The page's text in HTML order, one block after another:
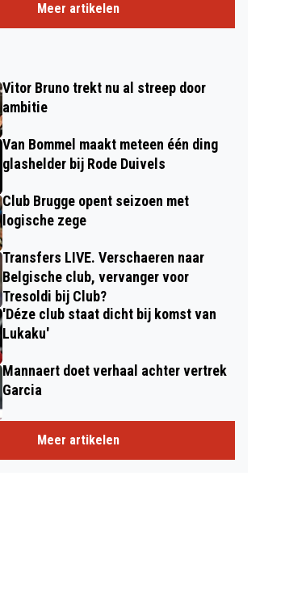
Meer artikelen
Vitor Bruno trekt nu al streep door
ambitie
Van Bommel maakt meteen één ding
glashelder bij Rode Duivels
Club Brugge opent seizoen met
logische zege
Transfers LIVE. Verschaeren naar
Belgische club, vervanger voor
Tresoldi bij Club?
'Déze club staat dicht bij komst van
Lukaku'
Mannaert doet verhaal achter vertrek
Garcia
Meer artikelen